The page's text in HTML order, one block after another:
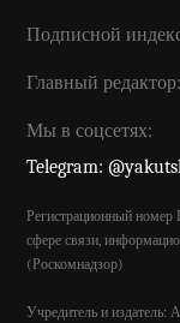
Подписной
Главный
Мы в соцсетях:
Telegram:
Регистрационный
сфере связи,
(Роскомнадзор)
Учредитель и издатель: